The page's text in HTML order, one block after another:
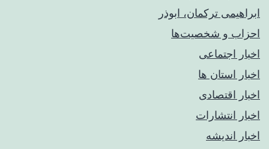
ابراهیمی ترکمان، ابوذر
احزاب و شخصیت‌ها
اخبار اجتماعی
اخبار استان ها
اخبار اقتصادی
اخبار انتشارات
اخبار اندیشه